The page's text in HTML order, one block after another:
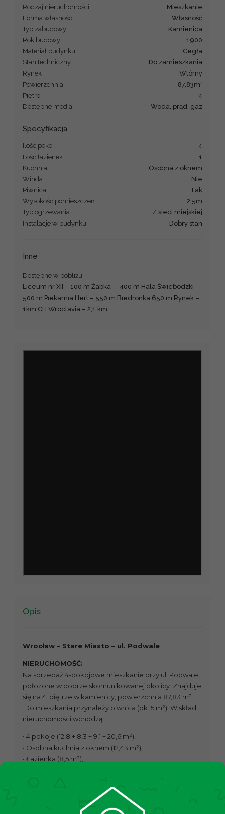
Rodzaj nieruchomości
mieszkanie
Forma własności
Własność
Typ zabudowy
kamienica
Rok budowy
1900
Materiał budynku
cegła
Stan techniczny
Do zamieszkania
Rynek
Wtórny
Powierzchnia
87,83m 2
Piętro
4
Dostępne media
woda, prąd, gaz
Specyfikacja
Ilość pokoi
4
Ilość łazienek
1
Kuchnia
Osobna z oknem
Winda
Nie
Piwnica
Tak
Wysokość pomieszczeń
2,5m
Typ ogrzewania
Z sieci miejskiej
Instalacje w budynku
Dobry stan
Inne
Dostępne w pobliżu
Liceum nr XII – 100 m Żabka – 400 m Hala Świebodzki –
500 m Piekarnia Hert – 550 m Biedronka 650 m Rynek –
1km CH Wroclavia – 2,1 km
Opis
Wrocław – Stare Miasto – ul. Podwale
NIERUCHOMOŚĆ:
Na sprzedaż 4-pokojowe mieszkanie przy ul. Podwale,
położone w dobrze skomunikowanej okolicy. Znajduje
się na 4. piętrze w kamienicy, powierzchnia 87,83 m².
Do mieszkania przynależy piwnica (ok. 5 m²). W skład
nieruchomości wchodzą:
• 4 pokoje (12,8 + 8,3 + 9,1 + 20,6 m²),
• Osobna kuchnia z oknem (12,43 m²),
• Łazienka (8,5 m²),
• Pomieszczenie gospodarcze (2,1 m²).
STAN MIESZKANIA: